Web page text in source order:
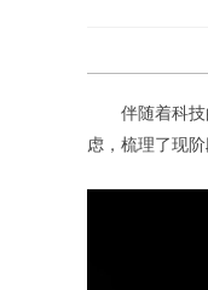
伴随着科
虑，梳理了现